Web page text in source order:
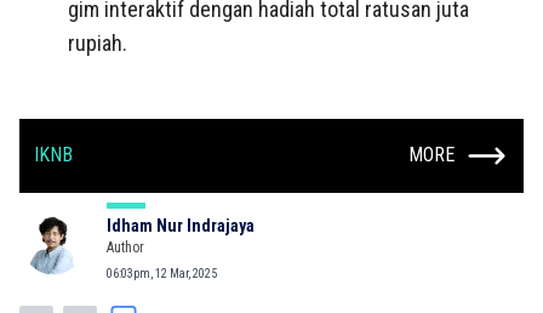
gim interaktif dengan hadiah total ratusan juta
rupiah.
IKNB MORE
Idham Nur Indrajaya
Author
06:03pm, 12 Mar, 2025